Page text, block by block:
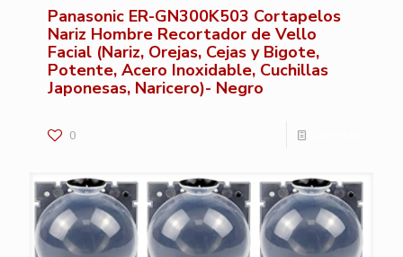
Panasonic ER-GN300K503 Cortapelos
Nariz Hombre Recortador de Vello
Facial (Nariz, Orejas, Cejas y Bigote,
Potente, Acero Inoxidable, Cuchillas
Japonesas, Naricero)- Negro
0